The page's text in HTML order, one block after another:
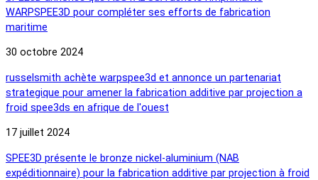
WARPSPEE3D pour compléter ses efforts de fabrication
maritime
30 octobre 2024
russelsmith achète warpspee3d et annonce un partenariat
strategique pour amener la fabrication additive par projection a
froid spee3ds en afrique de l'ouest
17 juillet 2024
SPEE3D présente le bronze nickel-aluminium (NAB
expéditionnaire) pour la fabrication additive par projection à froid